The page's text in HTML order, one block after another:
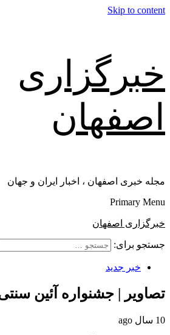
Skip to content
خبرگزاری
اصفهان
مجله خبری اصفهان ، اخبار ایران و جهان
Primary Menu
خبرگزاری اصفهان
جستجو برای:
خبر جدید
تصاویر | جشنواره آئین
10 سال ago